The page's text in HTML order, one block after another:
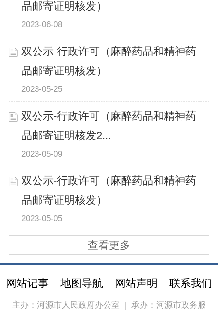
品邮寄证明核发）
2023-06-08
双公示-行政许可（麻醉药品和精神药
品邮寄证明核发）
2023-05-25
双公示-行政许可（麻醉药品和精神药
品邮寄证明核发2...
2023-05-09
双公示-行政许可（麻醉药品和精神药
品邮寄证明核发）
2023-05-05
查看更多
网站记事 地图导航 网站声明 联系我们
主办：河源市人民政府办公室 承办：河源市政务服